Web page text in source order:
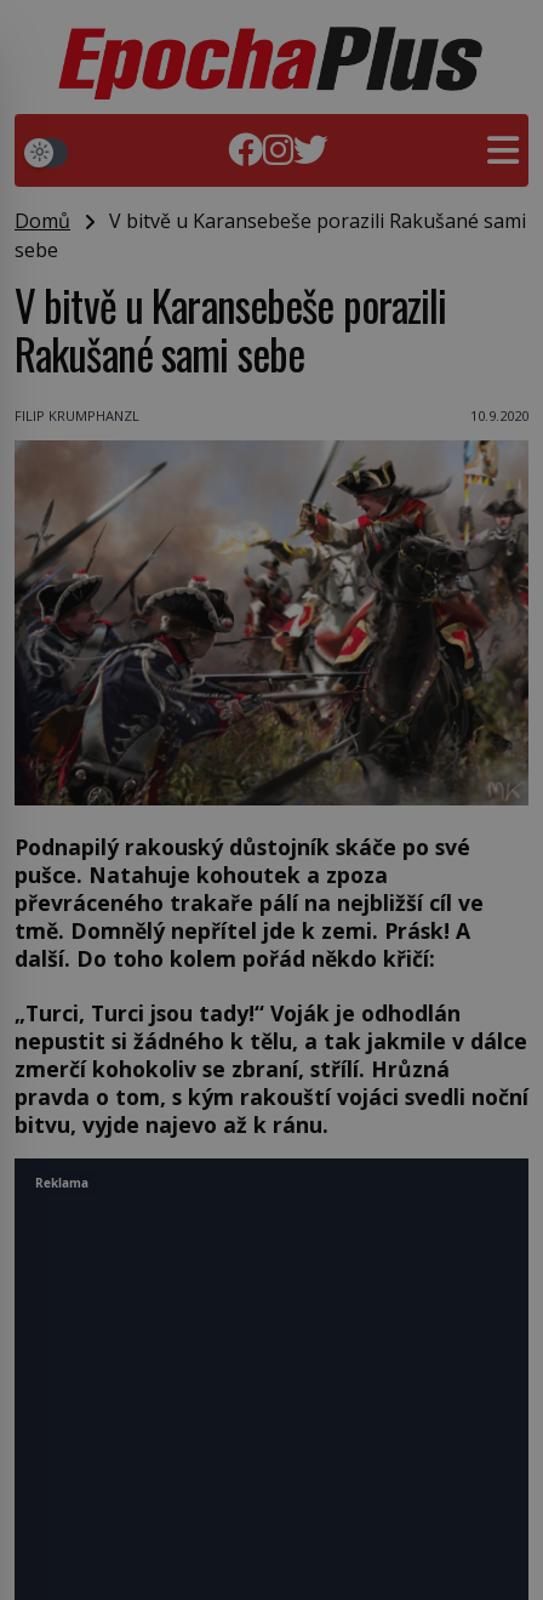
Domů
V bitvě u Karansebeše porazili Rakušané sami
sebe
V bitvě u Karansebeše porazili
Rakušané sami sebe
FILIP KRUMPHANZL 10.9.2020
Podnapilý rakouský důstojník skáče po své
pušce. Natahuje kohoutek a zpoza
převráceného trakaře pálí na nejbližší cíl ve
tmě. Domnělý nepřítel jde k zemi. Prásk! A
další. Do toho kolem pořád někdo křičí:
„Turci, Turci jsou tady!“ Voják je odhodlán
nepustit si žádného k tělu, a tak jakmile v dálce
zmerčí kohokoliv se zbraní, střílí. Hrůzná
pravda o tom, s kým rakouští vojáci svedli noční
bitvu, vyjde najevo až k ránu.
Reklama